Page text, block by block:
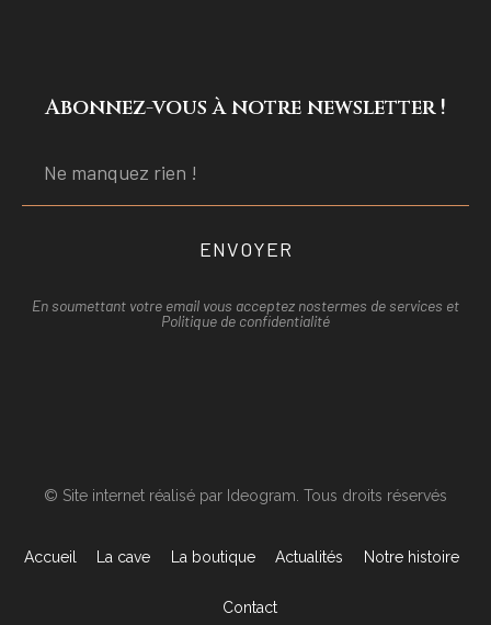
Abonnez-vous à notre newsletter !
ENVOYER
En soumettant votre email vous acceptez nostermes de services et
Politique de confidentialité
© Site internet réalisé par Ideogram. Tous droits réservés
Accueil La cave La boutique Actualités Notre histoire
Contact